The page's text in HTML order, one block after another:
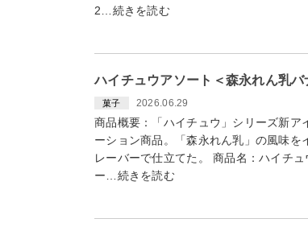
2…続きを読む
ハイチュウアソート＜森永れん乳
菓子 2026.06.29
商品概要：「ハイチュウ」シリーズ新
ーション商品。「森永れん乳」の風味
レーバーで仕立てた。 商品名：ハイチ
ー…続きを読む